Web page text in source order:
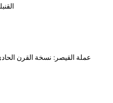
عملة القيصر: نسخة القرن